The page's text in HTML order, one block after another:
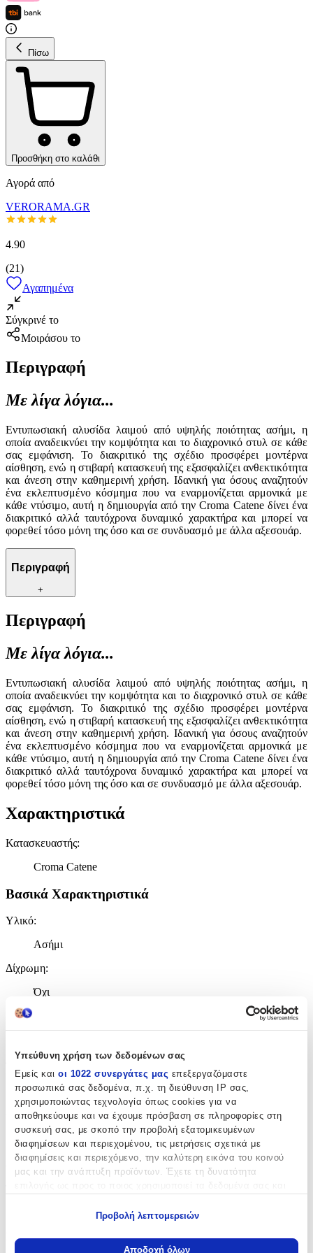
Υπεύθυνη χρήση των δεδομένων σας
Εμείς και οι 1022 συνεργάτες μας επεξεργαζόμαστε
προσωπικά σας δεδομένα, π.χ. τη διεύθυνση IP σας,
χρησιμοποιώντας τεχνολογία όπως cookies για να
αποθηκεύουμε και να έχουμε πρόσβαση σε πληροφορίες στη
συσκευή σας, με σκοπό την προβολή εξατομικευμένων
διαφημίσεων και περιεχομένου, τις μετρήσεις σχετικά με
διαφημίσεις και περιεχόμενο, την καλύτερη εικόνα του κοινού
μας και την ανάπτυξη προϊόντων. Έχετε τη δυνατότητα
Να συλλέξουμε πληροφορίες σχετικά με τη γεωγραφική
Προβολή λεπτομερειών
Αποδοχή όλων
Πίσω
Προσθήκη στο καλάθι
Αγορά από
VERORAMA.GR
4.90
(21)
Αγαπημένα
Σύγκρινέ το
Μοιράσου το
Περιγραφή
Με λίγα λόγια...
Εντυπωσιακή αλυσίδα λαιμού από υψηλής ποιότητας ασήμι, η
οποία αναδεικνύει την κομψότητα και το διαχρονικό στυλ σε κάθε
σας εμφάνιση. Το διακριτικό της σχέδιο προσφέρει μοντέρνα
αίσθηση, ενώ η στιβαρή κατασκευή της εξασφαλίζει ανθεκτικότητα
και άνεση στην καθημερινή χρήση. Ιδανική για όσους αναζητούν
ένα εκλεπτυσμένο κόσμημα που να εναρμονίζεται αρμονικά με
κάθε ντύσιμο, αυτή η δημιουργία από την Croma Catene δίνει ένα
διακριτικό αλλά ταυτόχρονα δυναμικό χαρακτήρα και μπορεί να
φορεθεί τόσο μόνη της όσο και σε συνδυασμό με άλλα αξεσουάρ.
Περιγραφή
+
Περιγραφή
Με λίγα λόγια...
Εντυπωσιακή αλυσίδα λαιμού από υψηλής ποιότητας ασήμι, η
οποία αναδεικνύει την κομψότητα και το διαχρονικό στυλ σε κάθε
σας εμφάνιση. Το διακριτικό της σχέδιο προσφέρει μοντέρνα
αίσθηση, ενώ η στιβαρή κατασκευή της εξασφαλίζει ανθεκτικότητα
και άνεση στην καθημερινή χρήση. Ιδανική για όσους αναζητούν
ένα εκλεπτυσμένο κόσμημα που να εναρμονίζεται αρμονικά με
κάθε ντύσιμο, αυτή η δημιουργία από την Croma Catene δίνει ένα
διακριτικό αλλά ταυτόχρονα δυναμικό χαρακτήρα και μπορεί να
φορεθεί τόσο μόνη της όσο και σε συνδυασμό με άλλα αξεσουάρ.
Χαρακτηριστικά
Κατασκευαστής:
Croma Catene
Βασικά Χαρακτηριστικά
Υλικό:
Ασήμι
Δίχρωμη:
Όχι
Επιχρυσωμένη
Unisex
Χρώμα Υλικού
Λευκό
Λεπτομέρειες
Μήκος: